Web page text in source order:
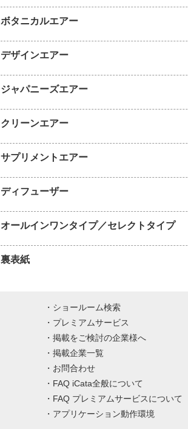
ボタニカルエアー
デザインエアー
ジャパニーズエアー
クリーンエアー
サプリメントエアー
ディフューザー
オールインワンタイプ／セレクトタイプ
裏表紙
ショールーム検索
プレミアムサービス
掲載をご検討の企業様へ
掲載企業一覧
お問合わせ
FAQ iCata全般について
FAQ プレミアムサービスについて
アプリケーション動作環境